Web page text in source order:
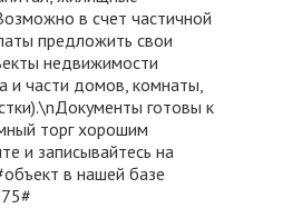
в счет частичной
предложить свои
недвижимости
и части домов, комнаты,
готовы к
торг хорошим
и записывайтесь на
в нашей базе